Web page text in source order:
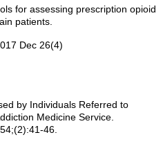
for assessing prescription opioid
patients.
Dec 26(4)
by Individuals Referred to
Medicine Service.
46.